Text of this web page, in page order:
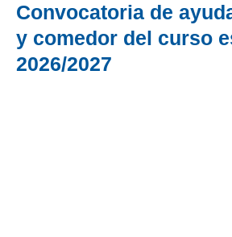
Convocatoria de
y comedor del curso
2026/2027